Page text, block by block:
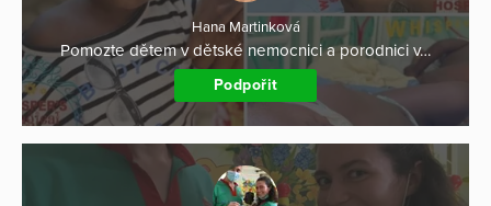
Hana Martinková
Pomozte dětem v dětské nemocnici a porodnici v…
Podpořit